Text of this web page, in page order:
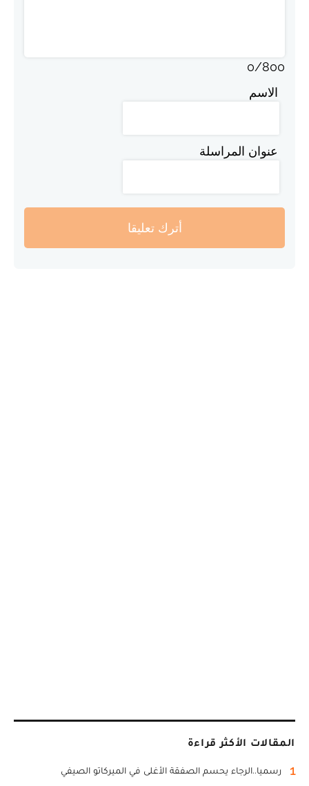
0/800
الاسم
عنوان المراسلة
أترك تعليقا
المقالات الأكثر قراءة
1 رسميا..الرجاء يحسم الصفقة الأغلى في الميركاتو الصيفي